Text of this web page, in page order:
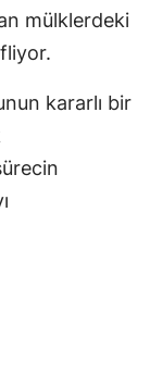
mülklerdeki
kararlı bir